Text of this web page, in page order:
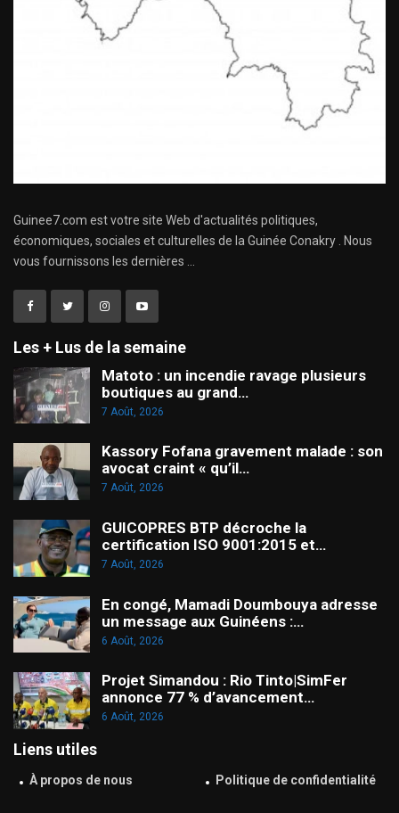
Guinee7.com est votre site Web d'actualités politiques,
économiques, sociales et culturelles de la Guinée Conakry . Nous
vous fournissons les dernières ...
Les + Lus de la semaine
Matoto : un incendie ravage plusieurs
boutiques au grand…
7 Août, 2026
Kassory Fofana gravement malade : son
avocat craint « qu’il…
7 Août, 2026
GUICOPRES BTP décroche la
certification ISO 9001:2015 et…
7 Août, 2026
En congé, Mamadi Doumbouya adresse
un message aux Guinéens :…
6 Août, 2026
Projet Simandou : Rio Tinto|SimFer
annonce 77 % d’avancement…
6 Août, 2026
Liens utiles
À propos de nous Politique de confidentialité